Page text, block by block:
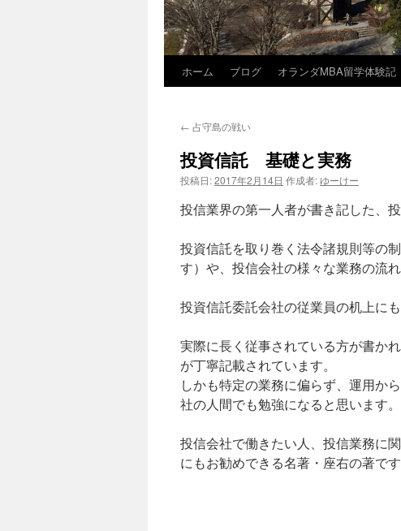
ン
ホーム ブログ オランダMBA留学体験記
← 占守島の戦い
投資信託 基礎と実務
投稿日:2017年2月14日 作成者:ゆーけー
投信業界の第一人者が書き記した、
投資信託を取り巻く法令諸規則等の
す）や、投信会社の様々な業務の流
投資信託委託会社の従業員の机上に
実際に長く従事されている方が書か
が丁寧記載されています。
しかも特定の業務に偏らず、運用か
社の人間でも勉強になると思います。
投信会社で働きたい人、投信業務に
にもお勧めできる名著・座右の著です